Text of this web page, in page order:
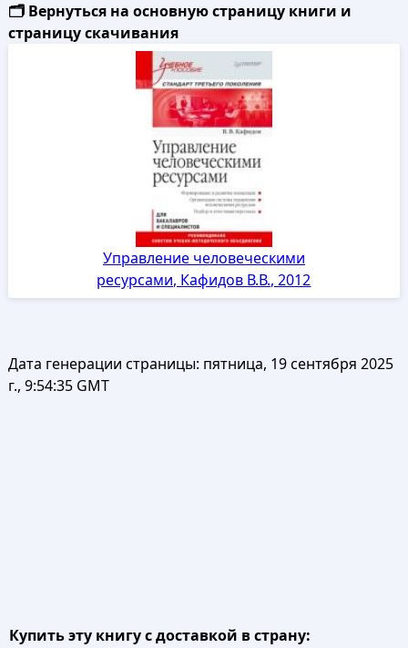
🗂️ Вернуться на основную страницу книги и
страницу скачивания
Управление человеческими
ресурсами, Кафидов В.В., 2012
Дата генерации страницы: пятница, 19 сентября 2025
г., 9:54:35 GMT
Купить эту книгу с доставкой в страну: